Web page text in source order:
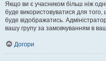
Якщо ви є учасником більш ніж
буде використовуватися для
буде відображатись.
вашу групу за замовчуванням в
Догори